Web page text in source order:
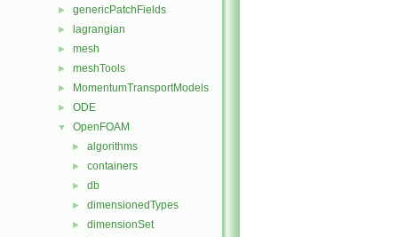
► genericPatchFields
► lagrangian
► mesh
► meshTools
► MomentumTransportModels
► ODE
▼ OpenFOAM
► algorithms
► containers
► db
► dimensionedTypes
► dimensionSet